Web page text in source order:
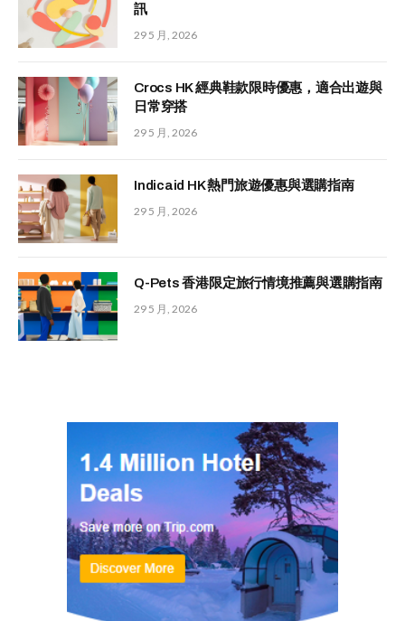
訊
29 5 月, 2026
Crocs HK 經典鞋款限時優惠，適合出遊與
日常穿搭
29 5 月, 2026
Indicaid HK 熱門旅遊優惠與選購指南
29 5 月, 2026
Q-Pets 香港限定旅行情境推薦與選購指南
29 5 月, 2026